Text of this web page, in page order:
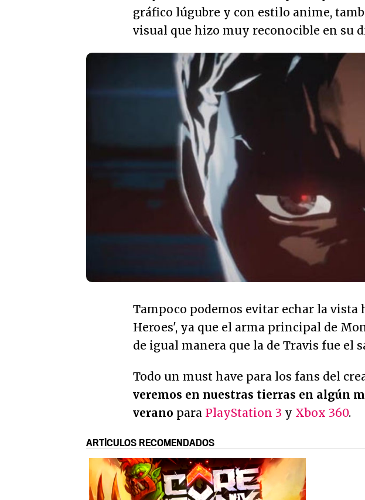
gráfico lúgubre y con estilo anime,
visual que hizo muy reconocible en su
Tampoco podemos evitar echar la vista
Heroes', ya que el arma principal de
de igual manera que la de Travis fue el
Todo un must have para los fans del
veremos en nuestras tierras en algún
verano para PlayStation 3 y Xbox 360.
ARTÍCULOS RECOMENDADOS